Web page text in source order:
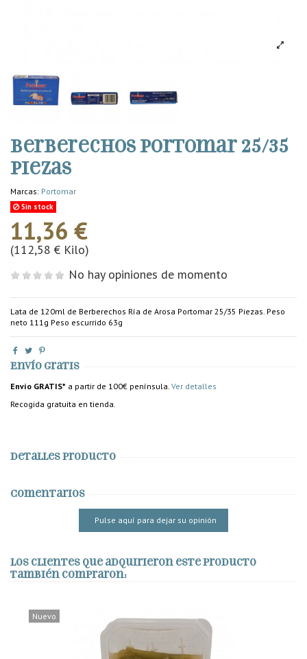
Berberechos Portomar 25/35
piezas
Marcas: Portomar
Sin stock
11,36 €
(112,58 € Kilo)
No hay opiniones de momento
Lata de 120ml de Berberechos Ría de Arosa Portomar 25/35 Piezas. Peso
neto 111g Peso escurrido 63g
Envío gratis
Envío GRATIS* a partir de 100€ península. Ver detalles
Recogida gratuita en tienda.
Detalles producto
Comentarios
Pulse aquí para dejar su opinión
Los clientes que adquirieron este producto
también compraron:
Nuevo